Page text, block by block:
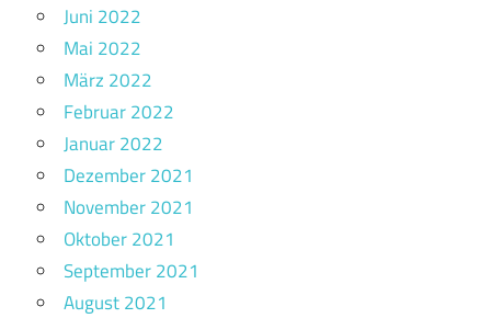
Juni 2022
Mai 2022
März 2022
Februar 2022
Januar 2022
Dezember 2021
November 2021
Oktober 2021
September 2021
August 2021